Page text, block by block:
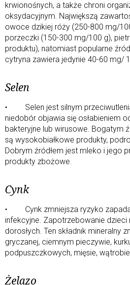
krwionośnych, a także chroni
oksydacyjnym. Największą
owoce dzikiej róży (250-800 mg/
porzeczki (150-300 mg/100 g),
produktu), natomiast popularne
cytryna zawiera jedynie 40-60 mg/
Selen
• Selen jest silnym
niedobór objawia się osłabieniem
bakteryjne lub wirusowe. Bogatym
są wysokobiałkowe produkty,
Dobrym źródłem jest mleko i jego
produkty zbożowe.
Cynk
• Cynk zmniejsza ryzyko
infekcyjne. Zapotrzebowanie dzieci
dorosłych. Ten składnik mineralny
gryczanej, ciemnym pieczywie,
podpuszczkowych, mięsie,
Żelazo